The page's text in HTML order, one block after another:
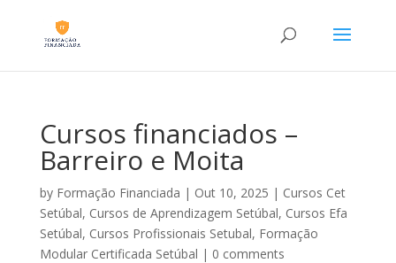
Cursos financiados –
Barreiro e Moita
by Formação Financiada | Out 10, 2025 | Cursos Cet
Setúbal, Cursos de Aprendizagem Setúbal, Cursos Efa
Setúbal, Cursos Profissionais Setubal, Formação
Modular Certificada Setúbal | 0 comments